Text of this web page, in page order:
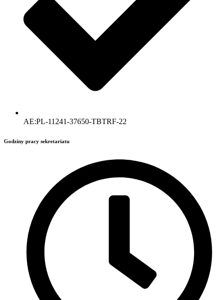
AE:PL-11241-37650-TBTRF-22
Godziny pracy sekretariatu